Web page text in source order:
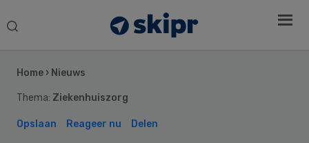
Search
Home › Nieuws
Thema: Ziekenhuiszorg
Opslaan Reageer nu Delen
Sidebar